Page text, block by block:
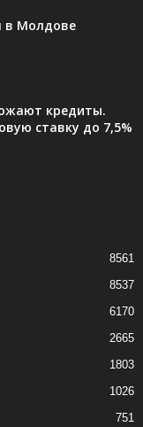
в Молдове
кредиты.
ставку до 7,5%
8561
8537
6170
2665
1803
1026
751